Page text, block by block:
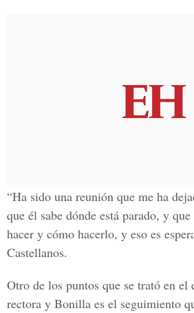
“Ha sido una reunión que me ha
que él sabe dónde está parado, y
hacer y cómo hacerlo, y eso es
Castellanos.
Otro de los puntos que se trató en el
rectora y Bonilla es el seguimiento